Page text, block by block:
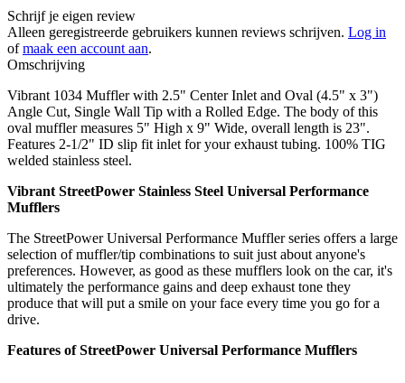
Schrijf je eigen review
Alleen geregistreerde gebruikers kunnen reviews schrijven. Log in
ofmaak een account aan.
Omschrijving
Vibrant 1034 Muffler with 2.5" Center Inlet and Oval (4.5" x 3")
Angle Cut, Single Wall Tip with a Rolled Edge. The body of this
oval muffler measures 5" High x 9" Wide, overall length is 23".
Features 2-1/2" ID slip fit inlet for your exhaust tubing. 100% TIG
welded stainless steel.
Vibrant StreetPower Stainless Steel Universal Performance
Mufflers
The StreetPower Universal Performance Muffler series offers a large
selection of muffler/tip combinations to suit just about anyone's
preferences. However, as good as these mufflers look on the car, it's
ultimately the performance gains and deep exhaust tone they
produce that will put a smile on your face every time you go for a
drive.
Features of StreetPower Universal Performance Mufflers